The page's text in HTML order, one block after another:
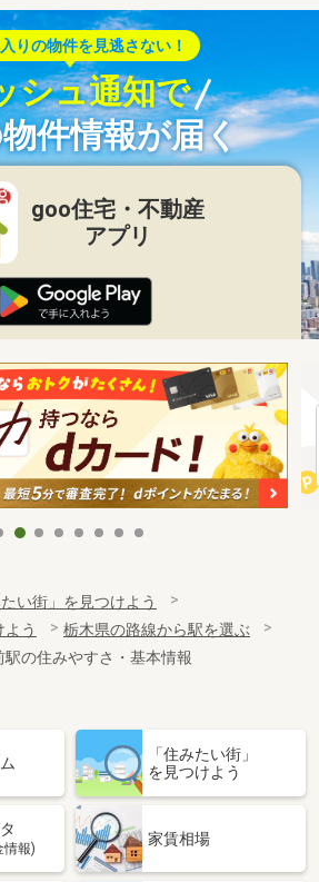
りの物件を見逃さない！
シュ通知で
件情報が届く
goo住宅・不動産
アプリ
たい街」を見つけよう
よう
栃木県の路線から駅を選ぶ
の住みやすさ・基本情報
「住みたい街」
を見つけよう
情報)
家賃相場